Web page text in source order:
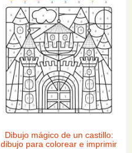
Dibujo mágico de un castillo:
dibujo para colorear e imprimir